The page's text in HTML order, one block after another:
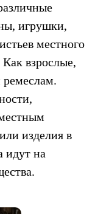
игрушки,
местного
взрослые,
ремеслам.
изделия в
идут на